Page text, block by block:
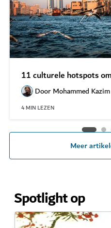
11 culturele hotspots
DoorMohammed Kazim
4 MIN LEZEN
Meer
Spotlight op